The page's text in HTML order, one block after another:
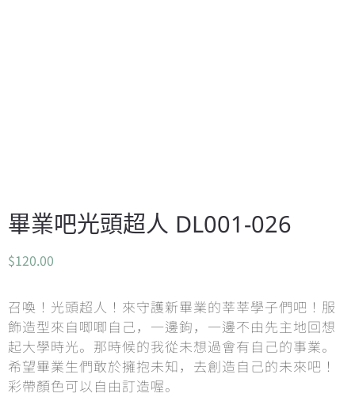
畢業吧光頭超人 DL001-026
$120.00
召喚！光頭超人！來守護新畢業的莘莘學子們吧！服
飾造型來自唧唧自己，一邊鉤，一邊不由先主地回想
起大學時光。那時候的我從未想過會有自己的事業。
希望畢業生們敢於擁抱未知，去創造自己的未來吧！
彩帶顏色可以自由訂造喔。